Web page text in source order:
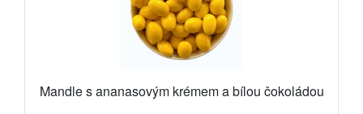
Mandle s ananasovým krémem a bílou čokoládou